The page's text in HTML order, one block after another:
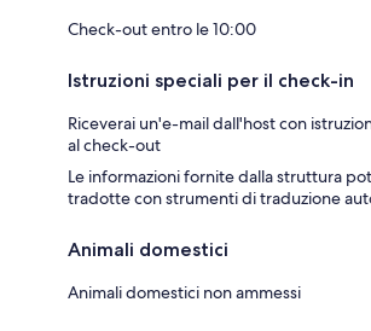
Check-out entro le 10:00
Istruzioni speciali per il check-in
Riceverai un'e-mail dall'host con
al check-out
Le informazioni fornite dalla struttura
tradotte con strumenti di traduzione
Animali domestici
Animali domestici non ammessi